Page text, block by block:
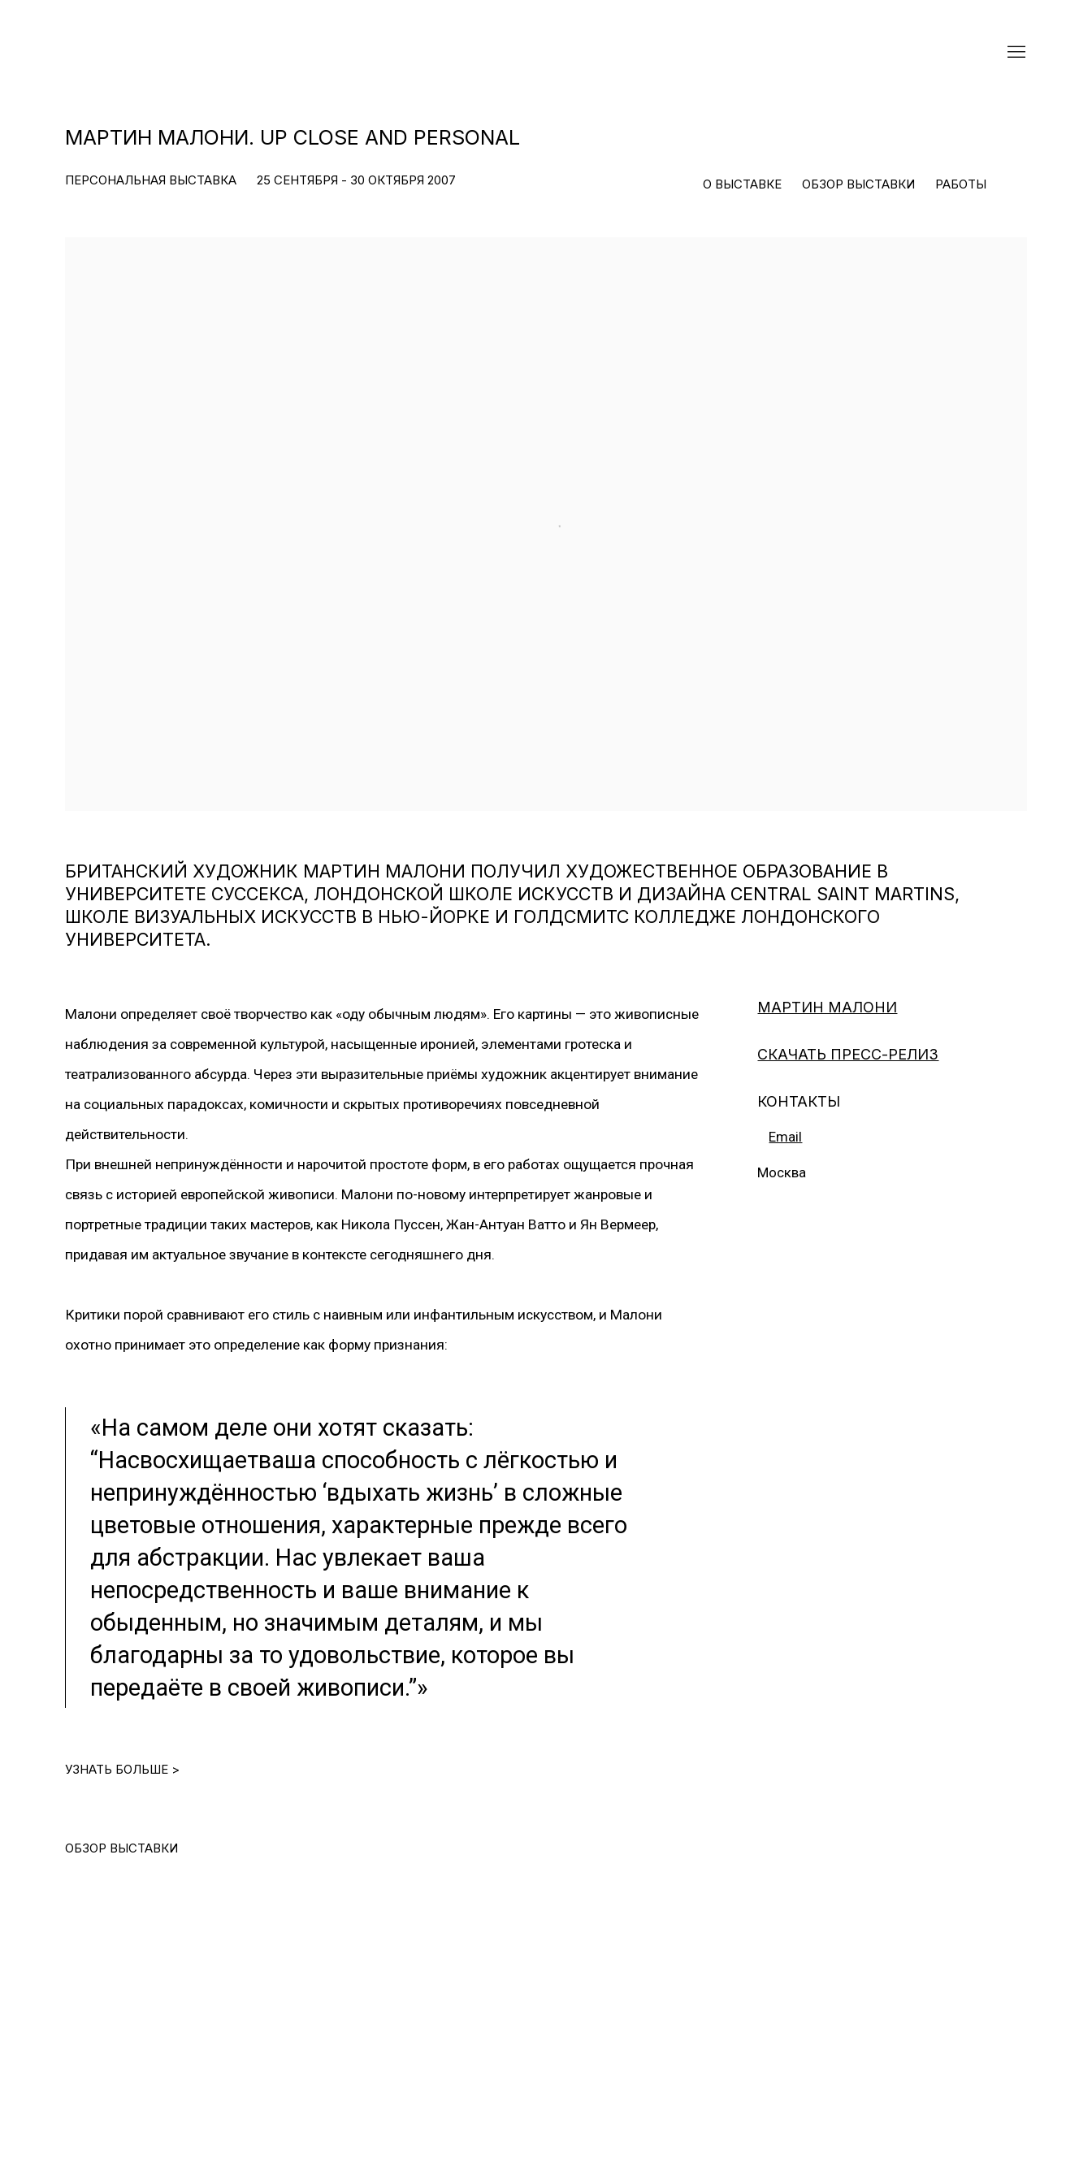
МАРТИН МАЛОНИ. UP CLOSE AND PERSONAL
ПЕРСОНАЛЬНАЯ ВЫСТАВКА 25 СЕНТЯБРЯ - 30 ОКТЯБРЯ 2007 О ВЫСТАВКЕ ОБЗОР ВЫСТАВКИ РАБОТЫ
БРИТАНСКИЙ ХУДОЖНИК МАРТИН МАЛОНИ ПОЛУЧИЛ ХУДОЖЕСТВЕННОЕ ОБРАЗОВАНИЕ В
УНИВЕРСИТЕТЕ СУССЕКСА, ЛОНДОНСКОЙ ШКОЛЕ ИСКУССТВ И ДИЗАЙНА CENTRAL SAINT MARTINS,
ШКОЛЕ ВИЗУАЛЬНЫХ ИСКУССТВ В НЬЮ-ЙОРКЕ И ГОЛДСМИТС КОЛЛЕДЖЕ ЛОНДОНСКОГО
УНИВЕРСИТЕТА.
МАРТИН МАЛОНИ
СКАЧАТЬ ПРЕСС-РЕЛИЗ
КОНТАКТЫ
Email
Москва
Малони определяет своё творчество как «оду обычным людям». Его картины — это живописные
наблюдения за современной культурой, насыщенные иронией, элементами гротеска и
театрализованного абсурда. Через эти выразительные приёмы художник акцентирует внимание
на социальных парадоксах, комичности и скрытых противоречиях повседневной
действительности.
При внешней непринуждённости и нарочитой простоте форм, в его работах ощущается прочная
связь с историей европейской живописи. Малони по-новому интерпретирует жанровые и
портретные традиции таких мастеров, как Никола Пуссен, Жан-Антуан Ватто и Ян Вермеер,
придавая им актуальное звучание в контексте сегодняшнего дня.
Критики порой сравнивают его стиль с наивным или инфантильным искусством, и Малони
охотно принимает это определение как форму признания:
«На самом деле они хотят сказать:
“Насвосхищаетваша способность с лёгкостью и
непринуждённостью ‘вдыхать жизнь’ в сложные
цветовые отношения, характерные прежде всего
для абстракции. Нас увлекает ваша
непосредственность и ваше внимание к
обыденным, но значимым деталям, и мы
благодарны за то удовольствие, которое вы
передаёте в своей живописи.”»
УЗНАТЬ БОЛЬШЕ >
ОБЗОР ВЫСТАВКИ